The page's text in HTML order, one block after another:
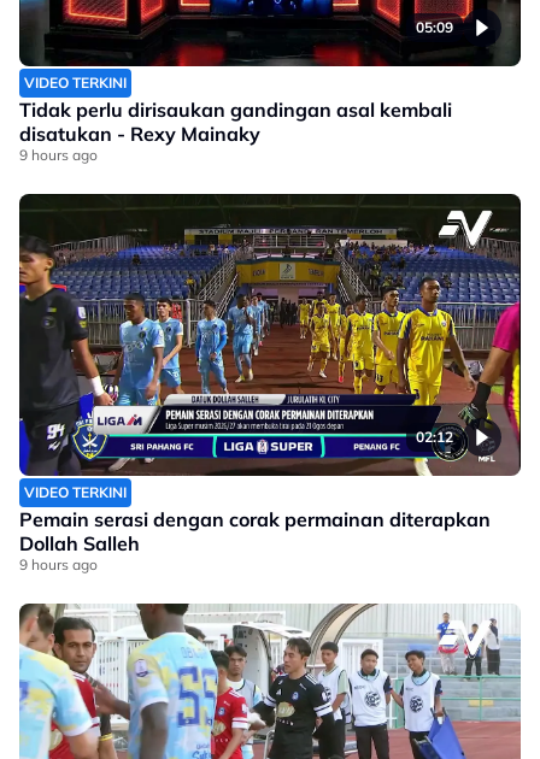
05:09
VIDEO TERKINI
Tidak perlu dirisaukan gandingan asal kembali
disatukan - Rexy Mainaky
9 hours ago
02:12
VIDEO TERKINI
Pemain serasi dengan corak permainan diterapkan
Dollah Salleh
9 hours ago